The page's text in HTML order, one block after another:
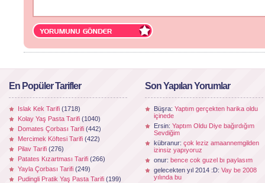
En Popüler Tarifler
Islak Kek Tarifi (1718)
Kolay Yaş Pasta Tarifi (1040)
Domates Çorbası Tarifi (442)
Mercimek Köftesi Tarifi (422)
Pilav Tarifi (276)
Patates Kızartması Tarifi (266)
Yayla Çorbası Tarifi (249)
Pudingli Pratik Yaş Pasta Tarifi (199)
Son Yapılan Yorumlar
Büşra: Yaptım gerçekten harika oldu
içinede
Ersin: Yaptım Oldu Diye bağırdığım
Sevdiğim
kübranur: çok leziz amaannemgilden
izinsiz yapıyoruz
onur: bence cok guzel bı paylasım
gelecekten yıl 2014 :D: Vay be 2008
yılında bu